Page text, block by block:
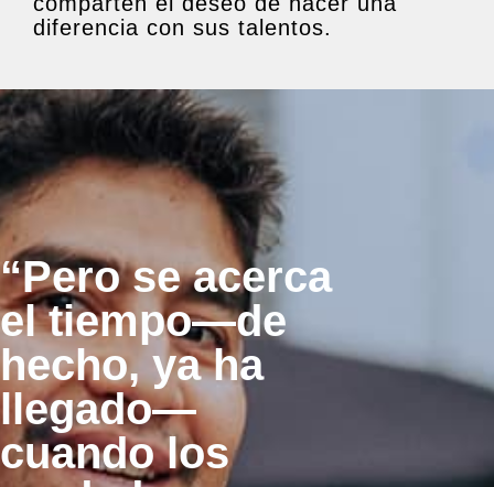
diferencia con sus talentos.
“Pero se acerca
el tiempo—de
hecho, ya ha
llegado—
cuando los